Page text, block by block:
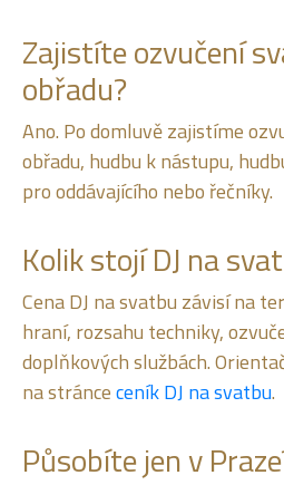
Zajistíte ozvučení
obřadu?
Ano. Po domluvě zajistíme
obřadu, hudbu k nástupu,
pro oddávajícího nebo řečníky.
Kolik stojí DJ na
Cena DJ na svatbu závisí na
hraní, rozsahu techniky,
doplňkových službách.
na stránceceník DJ na svatbu.
Působíte jen v